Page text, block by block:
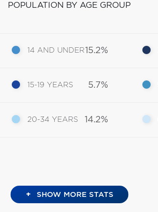
POPULATION BY AGE GROUP
14 AND UNDER15.2%
15-19 YEARS 5.7%
20-34 YEARS 14.2%
+ SHOW MORE STATS